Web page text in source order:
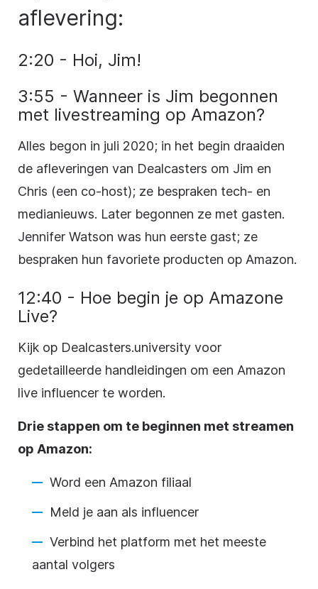
aflevering:
2:20 - Hoi, Jim!
3:55 - Wanneer is Jim begonnen
met livestreaming op Amazon?
Alles begon in juli 2020; in het begin draaiden
de afleveringen van Dealcasters om Jim en
Chris (een co-host); ze bespraken tech- en
medianieuws. Later begonnen ze met gasten.
Jennifer Watson was hun eerste gast; ze
bespraken hun favoriete producten op Amazon.
12:40 - Hoe begin je op Amazone
Live?
Kijk op Dealcasters.university voor
gedetailleerde handleidingen om een Amazon
live influencer te worden.
Drie stappen om te beginnen met streamen
op Amazon:
Word een Amazon filiaal
Meld je aan als influencer
Verbind het platform met het meeste
aantal volgers